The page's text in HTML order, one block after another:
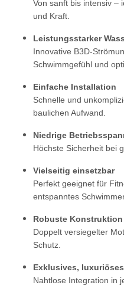
Von sanft bis intensiv –
und Kraft.
Leistungsstarker
Innovative B3D-
Schwimmgefühl und
Einfache Installation
Schnelle und
baulichen Aufwand.
Niedrige
Höchste Sicherheit bei
Vielseitig einsetzbar
Perfekt geeignet für
entspanntes
Robuste Konstruktion
Doppelt versiegelter
Schutz.
Exklusives,
Nahtlose Integration in